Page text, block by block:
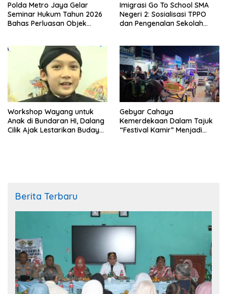
Polda Metro Jaya Gelar
Seminar Hukum Tahun 2026
Bahas Perluasan Objek
Imigrasi Go To School SMA
Negeri 2: Sosialisasi TPPO
dan Pengenalan Sekolah
Workshop Wayang untuk
Anak di Bundaran HI, Dalang
Cilik Ajak Lestarikan Budaya
Gebyar Cahaya
Kemerdekaan Dalam Tajuk
“Festival Kamir” Menjadi
Berita Terbaru